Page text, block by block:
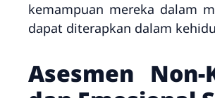
kemampuan mereka dalam
dapat diterapkan dalam
Asesmen